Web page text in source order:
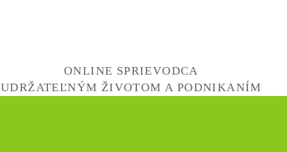
ONLINE SPRIEVODCA
UDRŽATEĽNÝM ŽIVOTOM A PODNIKANÍM